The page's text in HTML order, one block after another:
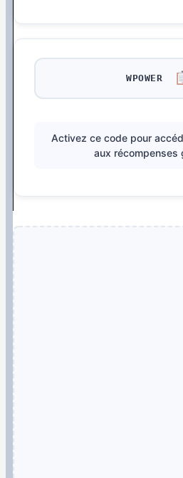
WPOWER
Activez ce code pour
aux récompenses